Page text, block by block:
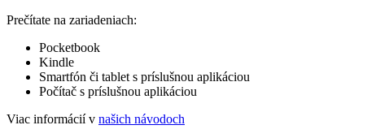
Prečítate na zariadeniach:
Pocketbook
Kindle
Smartfón či tablet s príslušnou aplikáciou
Počítač s príslušnou aplikáciou
Viac informácií v našich návodoch